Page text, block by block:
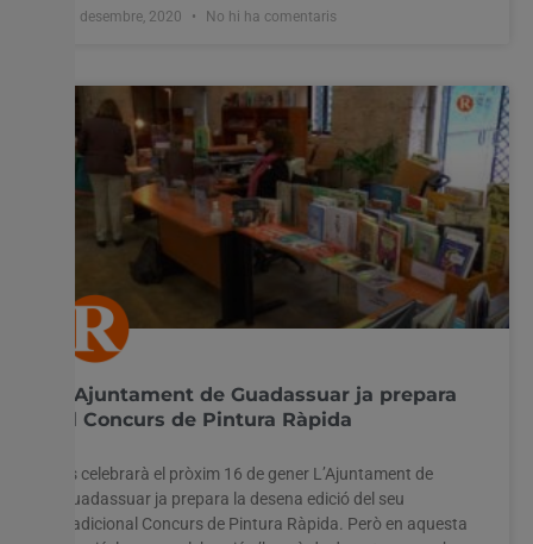
11 desembre, 2020 No hi ha comentaris
L’Ajuntament de Guadassuar ja prepara
el Concurs de Pintura Ràpida
Es celebrarà el pròxim 16 de gener L’Ajuntament de
Guadassuar ja prepara la desena edició del seu
tradicional Concurs de Pintura Ràpida. Però en aquesta